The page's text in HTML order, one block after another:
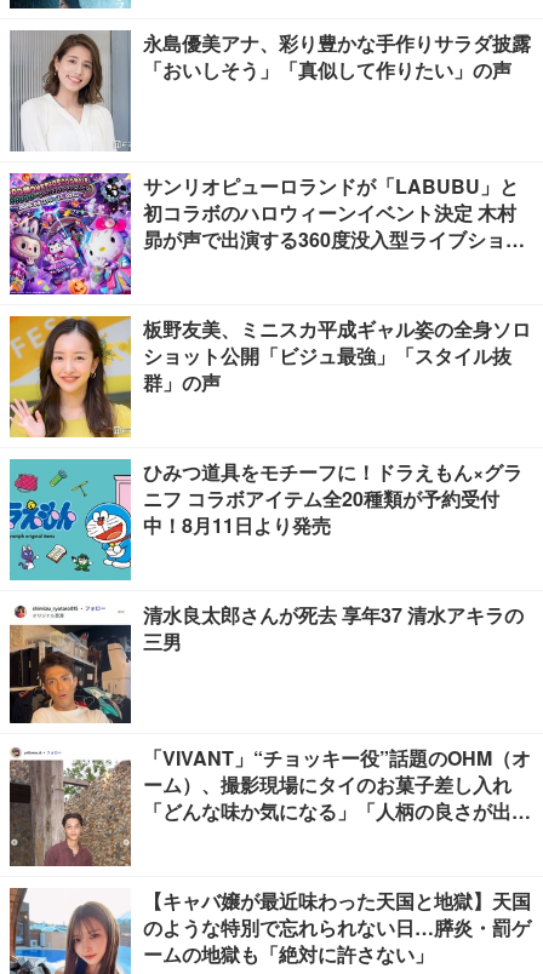
永島優美アナ、彩り豊かな手作りサラダ披露
「おいしそう」「真似して作りたい」の声
サンリオピューロランドが「LABUBU」と
初コラボのハロウィーンイベント決定 木村
昴が声で出演する360度没入型ライブショー
板野友美、ミニスカ平成ギャル姿の全身ソロ
ショット公開「ビジュ最強」「スタイル抜
群」の声
ひみつ道具をモチーフに！ドラえもん×グラ
ニフ コラボアイテム全20種類が予約受付
中！8月11日より発売
清水良太郎さんが死去 享年37 清水アキラの
三男
「VIVANT」“チョッキー役”話題のOHM（オ
ーム）、撮影現場にタイのお菓子差し入れ
「どんな味か気になる」「人柄の良さが出て
【キャバ嬢が最近味わった天国と地獄】天国
のような特別で忘れられない日…膵炎・罰ゲ
ームの地獄も「絶対に許さない」